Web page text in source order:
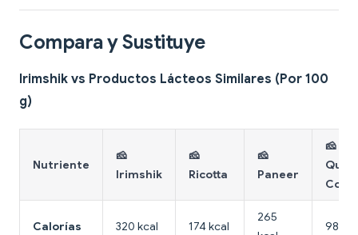
Compara y Sustituye
Irimshik vs Productos Lácteos Similares (Por 100
g)
Nutriente
🧀
Irimshik
🧀
Ricotta
🧀
Paneer
🧀
Calorías 320 kcal 174 kcal
265
98